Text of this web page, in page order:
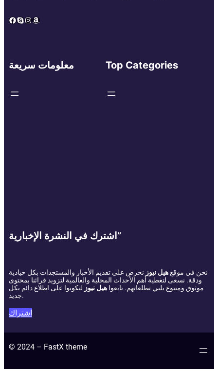
Facebook
Skype
Instagram
Amazon
معلومات سريعة Top Categories
اشترك في النشرة الإخبارية”
نحن في موقع هيل نيوز نحرص على تقديم الأخبار والمستجدات بكل حيادية
ودقة. نسعى لتغطية أهم الأحداث المحلية والعالمية لتزويد قرائنا بمحتوى
موثوق ومتنوع يلبي تطلعاتهم. تابعوا هيل نيوز لتكونوا على اطلاع دائم بكل
جديد.
اشتراك
© 2024 – FastX theme